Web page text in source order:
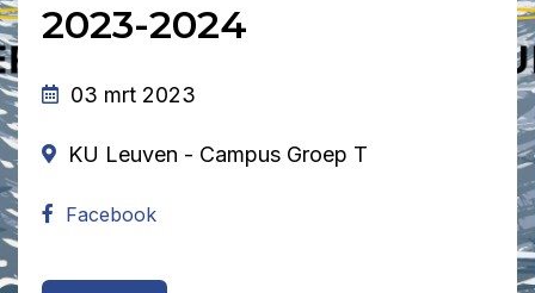
2023-2024
03 mrt 2023
KU Leuven - Campus Groep T
Facebook